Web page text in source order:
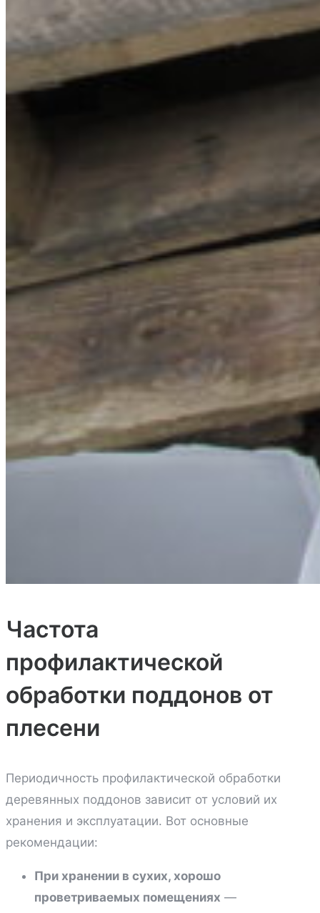
Частота
профилактической
обработки поддонов от
плесени
Периодичность профилактической обработки
деревянных поддонов зависит от условий их
хранения и эксплуатации. Вот основные
рекомендации:
При хранении в сухих, хорошо
проветриваемых помещениях —